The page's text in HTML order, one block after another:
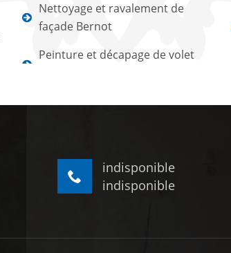
Nettoyage et ravalement de
façade Bernot
Peinture et décapage de volet
indisponible
indisponible